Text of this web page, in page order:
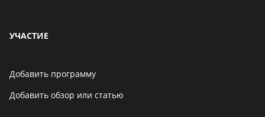
УЧАСТИЕ
Добавить программу
Добавить обзор или статью